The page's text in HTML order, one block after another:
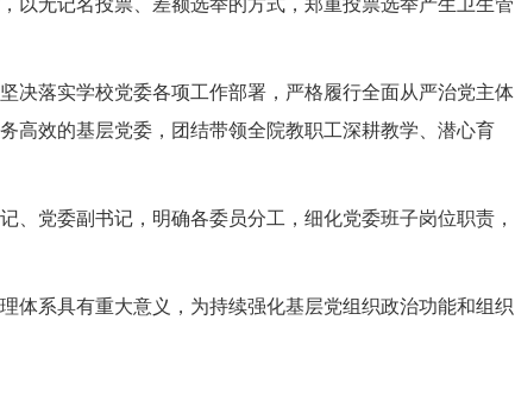
以无记名投票、差额选举的方式，郑重投票选举产生卫生管
决落实学校党委各项工作部署，严格履行全面从严治党主体
高效的基层党委，团结带领全院教职工深耕教学、潜心育
党委副书记，明确各委员分工，细化党委班子岗位职责，
体系具有重大意义，为持续强化基层党组织政治功能和组织